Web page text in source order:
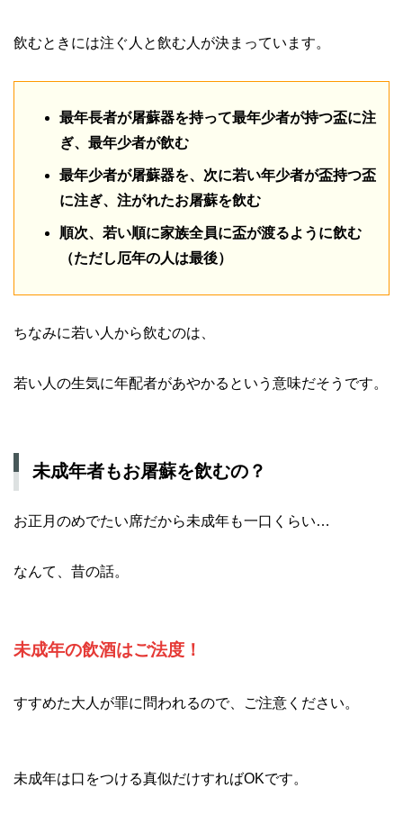
飲むときには注ぐ人と飲む人が決まっています。
最年長者が屠蘇器を持って最年少者が持つ盃に注
ぎ、最年少者が飲む
最年少者が屠蘇器を、次に若い年少者が盃持つ盃
に注ぎ、注がれたお屠蘇を飲む
順次、若い順に家族全員に盃が渡るように飲む
（ただし厄年の人は最後）
ちなみに若い人から飲むのは、
若い人の生気に年配者があやかるという意味だそうです。
未成年者もお屠蘇を飲むの？
お正月のめでたい席だから未成年も一口くらい…
なんて、昔の話。
未成年の飲酒はご法度！
すすめた大人が罪に問われるので、ご注意ください。
未成年は口をつける真似だけすればOKです。